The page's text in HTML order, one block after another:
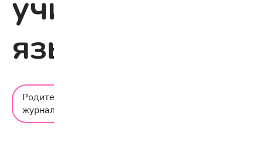
язык
Родительский
журнал